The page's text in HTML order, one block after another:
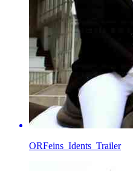
ORFeins_Idents_Trailer